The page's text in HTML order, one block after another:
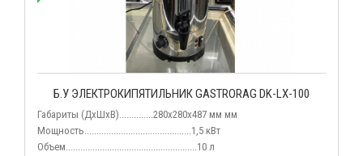
Б.У ЭЛЕКТРОКИПЯТИЛЬНИК GASTRORAG DK-LX-100
Габариты (ДхШхВ)..............280х280х487 мм мм
Мощность............................................1,5 кВт
Объем......................................................10 л